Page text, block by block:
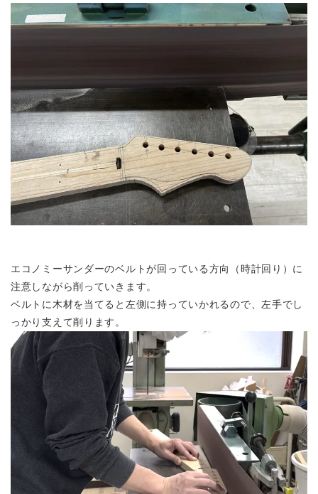
エコノミーサンダーのベルトが回っている方向（時計回り）に
注意しながら削っていきます。
ベルトに木材を当てると左側に持っていかれるので、左手でし
っかり支えて削ります。